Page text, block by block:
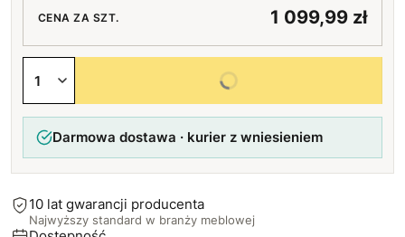
+100 zł
Standard (srebrny)
Czarne
CENA ZA SZT. 1 099,99 zł
Wybierz wszystkie opcje
Darmowa dostawa · kurier z wniesieniem
10 lat gwarancji producenta
Najwyższy standard w branży meblowej